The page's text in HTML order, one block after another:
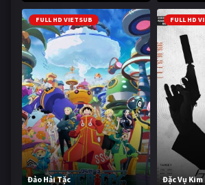
FULL HD VIETSUB
Đảo Hải Tặc
FULL HD
Đặc Vụ